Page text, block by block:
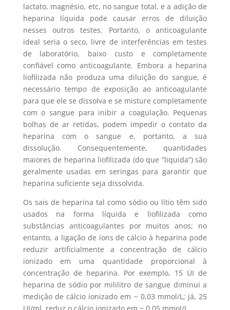
lactato, magnésio, etc, no sangue total, e a adição de
heparina líquida pode causar erros de diluição
nesses outros testes. Portanto, o anticoagulante
ideal seria o seco, livre de interferências em testes
de laboratório, baixo custo e completamente
confiável como anticoagulante. Embora a heparina
liofilizada não produza uma diluição do sangue, é
necessário tempo de exposição ao anticoagulante
para que ele se dissolva e se misture completamente
com o sangue para inibir a coagulação. Pequenas
bolhas de ar retidas, podem impedir o contato da
heparina com o sangue e, portanto, a sua
dissolução. Consequentemente, quantidades
maiores de heparina liofilizada (do que “liquida”) são
geralmente usadas em seringas para garantir que
heparina suficiente seja dissolvida.
Os sais de heparina tal como sódio ou lítio têm sido
usados na forma líquida e liofilizada como
substâncias anticoagulantes por muitos anos; no
entanto, a ligação de íons de cálcio à heparina pode
reduzir artificialmente a concentração de cálcio
ionizado em uma quantidade proporcional à
concentração de heparina. Por exemplo, 15 UI de
heparina de sódio por mililitro de sangue diminui a
medição de cálcio ionizado em ~ 0,03 mmol/L; já, 25
UI/ml, reduz o cálcio ionizado em ~ 0,05 mmol/L.